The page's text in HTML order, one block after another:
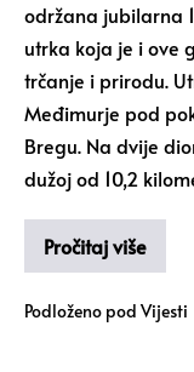
održana jubilarna
utrka koja je i ove
trčanje i prirodu.
Međimurje pod
Bregu. Na dvije
dužoj od 10,2
Pročitaj više
Podloženo pod Vijesti